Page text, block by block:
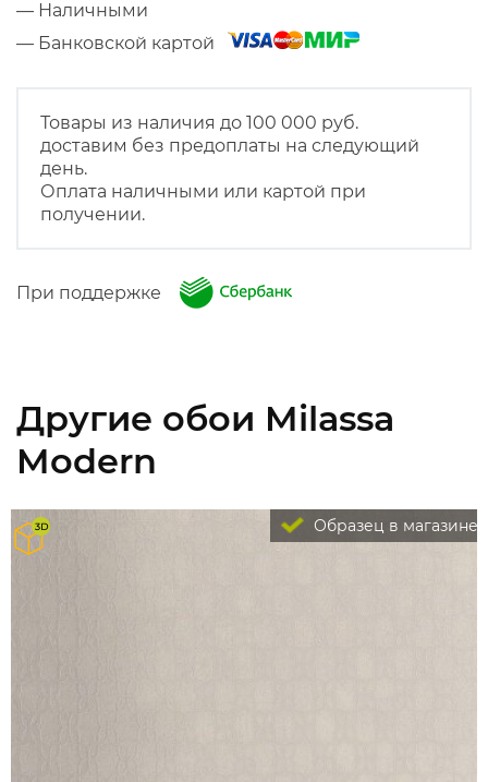
— Наличными
— Банковской картой
Товары из наличия до 100 000 руб.
доставим без предоплаты на следующий
день.
Оплата наличными или картой при
получении.
При поддержке
Другие обои Milassa
Modern
Образец в магазине